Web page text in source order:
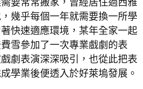
幾乎每個一年就需要換一所學
快速適應環境，某年全家一起
雪參加了一次專業戲劇的表
劇表演深深吸引，也從此把表
學業後便透入於好萊塢發展。